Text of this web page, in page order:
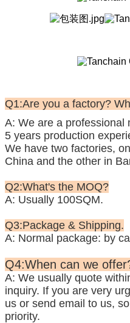
Q1:Are you a factory?
A: We are a professional
5 years production
We have two factories,
China and the other in
Q2:What's the MOQ?
A: Usually 100SQM.
Q3:Package & Shipping.
A: Normal package: by
Q4:When can we
A: We usually quote
inquiry. If you are very
us or send email to us,
priority.